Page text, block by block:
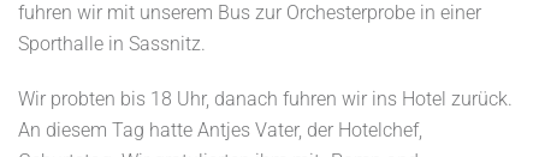
fuhren wir mit unserem Bus zur Orchesterprobe in einer
Sporthalle in Sassnitz.
Wir probten bis 18 Uhr, danach fuhren wir ins Hotel zurück.
An diesem Tag hatte Antjes Vater, der Hotelchef,